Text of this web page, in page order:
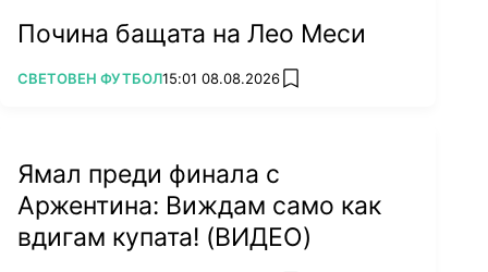
Почина бащата на Лео Меси
ПОВЕЧЕ ОТ
СВЕТОВЕН ФУТБОЛ15:01 08.08.2026 add favorites
Ямал преди финала с
Аржентина: Виждам само как
вдигам купата! (ВИДЕО)